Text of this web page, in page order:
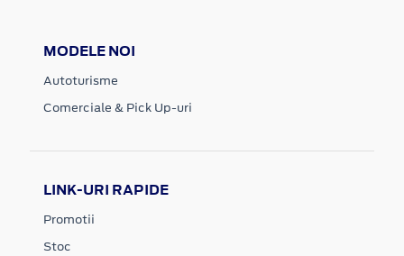
MODELE NOI
Autoturisme
Comerciale & Pick Up-uri
LINK-URI RAPIDE
Promotii
Stoc